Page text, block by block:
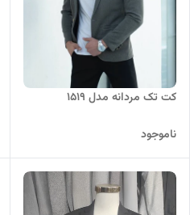
کت تک مردانه مدل 1519
ناموجود